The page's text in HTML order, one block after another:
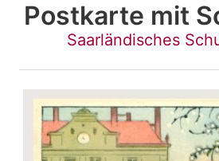
Postkarte mit
Saarländisches